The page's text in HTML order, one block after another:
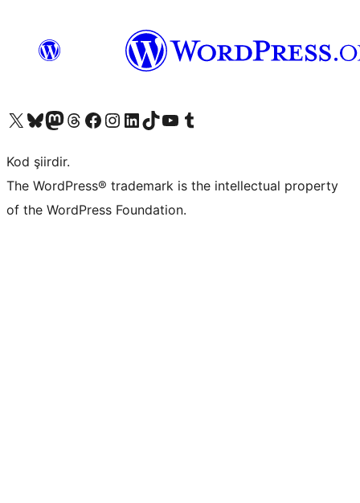
X (eski Twitter) hesabımıza bakın
Bluesky hesabımızı ziyaret edinMastodon hesabımızı ziyaret edinThreads hesabımızı ziyaret edinFacebook sayfamızı ziyaret edinInstagram hesabımızı ziyaret edinLinkedIn hesabımızı ziyaret edinTikTok hesabımızı ziyaret edinYouTube kanalımızı ziyaret edinTumblr hesabımızı ziyaret edin
Kod şiirdir.
The WordPress® trademark is the intellectual property
of the WordPress Foundation.